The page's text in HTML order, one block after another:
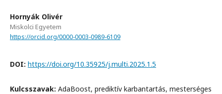
Hornyák Olivér
Miskolci Egyetem
https://orcid.org/0000-0003-0989-6109
DOI: https://doi.org/10.35925/j.multi.2025.1.5
Kulcsszavak: AdaBoost, prediktív karbantartás, mesterséges